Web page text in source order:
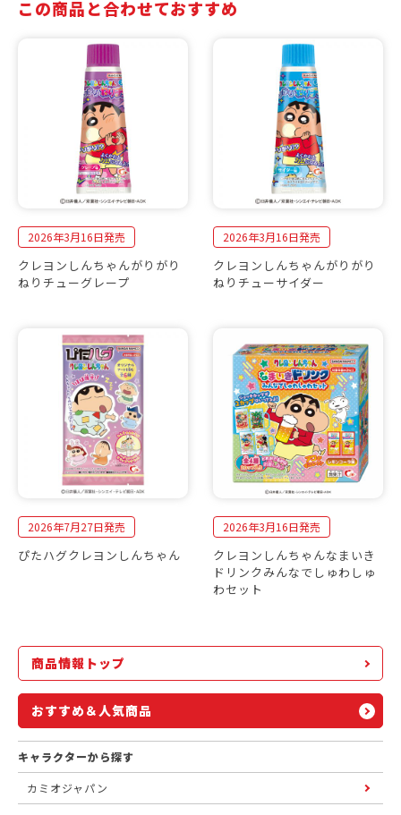
この商品と合わせておすすめ
2026年3月16日発売
クレヨンしんちゃんがりがり
ねりチューグレープ
2026年3月16日発売
クレヨンしんちゃんがりがり
ねりチューサイダー
2026年7月27日発売
ぴたハグクレヨンしんちゃん
2026年3月16日発売
クレヨンしんちゃんなまいき
ドリンクみんなでしゅわしゅ
わセット
商品情報トップ
おすすめ＆人気商品
キャラクターから探す
カミオジャパン